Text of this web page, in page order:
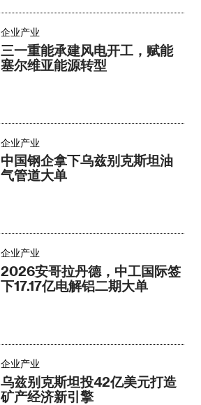
企业产业
三一重能承建风电开工，赋能
塞尔维亚能源转型
企业产业
中国钢企拿下乌兹别克斯坦油
气管道大单
企业产业
2026安哥拉丹德，中工国际签
下17.17亿电解铝二期大单
企业产业
乌兹别克斯坦投42亿美元打造
矿产经济新引擎